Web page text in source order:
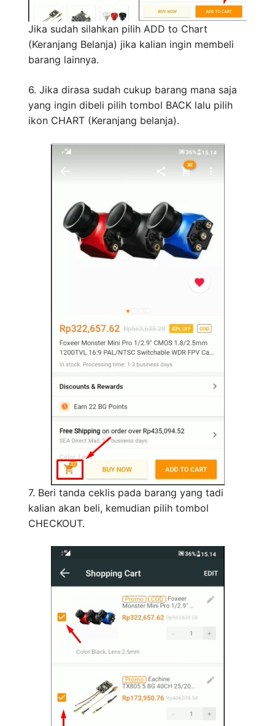
Jika sudah silahkan pilih ADD to Chart
(Keranjang Belanja) jika kalian ingin membeli
barang lainnya.
6. Jika dirasa sudah cukup barang mana saja
yang ingin dibeli pilih tombol BACK lalu pilih
ikon CHART (Keranjang belanja).
7. Beri tanda ceklis pada barang yang tadi
kalian akan beli, kemudian pilih tombol
CHECKOUT.